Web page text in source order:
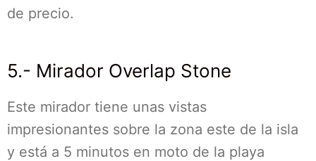
de precio.
5.- Mirador Overlap Stone
Este mirador tiene unas vistas
impresionantes sobre la zona este de la isla
y está a 5 minutos en moto de la playa